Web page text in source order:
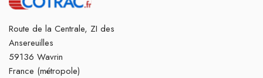
Route de la Centrale, ZI des
Ansereuilles
59136 Wavrin
France (métropole)